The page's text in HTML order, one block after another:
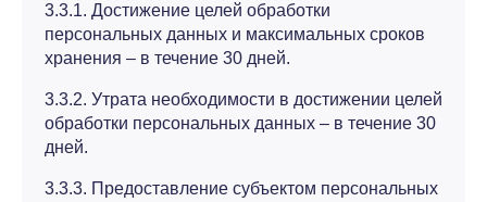
3.3.1. Достижение целей обработки
персональных данных и максимальных сроков
хранения – в течение 30 дней.
3.3.2. Утрата необходимости в достижении целей
обработки персональных данных – в течение 30
дней.
3.3.3. Предоставление субъектом персональных